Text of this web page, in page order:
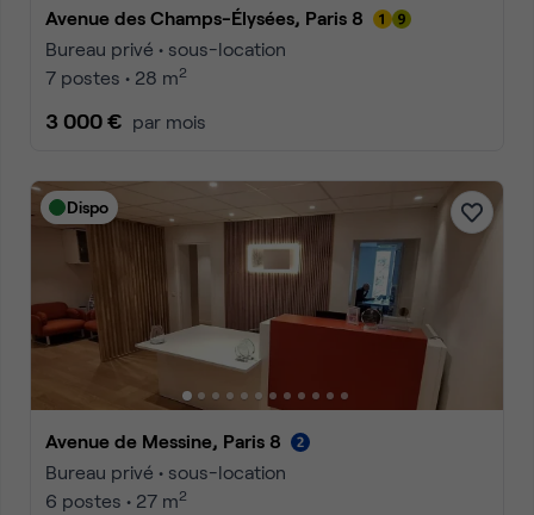
Avenue des Champs-Élysées, Paris 8
Bureau privé • sous-location
7 postes • 28 m2
3 000 € par mois
Dispo
Avenue de Messine, Paris 8
Bureau privé • sous-location
6 postes • 27 m2